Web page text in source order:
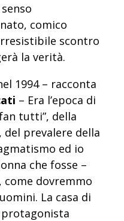
comico
scontro
la verità.
1994 – racconta
– Era l’epoca di
tutti”, della
del prevalere della
ed io
che fosse –
come dovremmo
La casa di
protagonista